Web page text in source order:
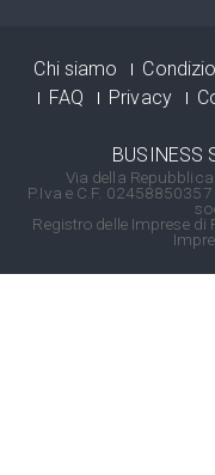
Chi siamo
FAQ
Privacy
BUSINESS
Via della
P.Iva e C.F. 02458850357
Registro delle Imprese di